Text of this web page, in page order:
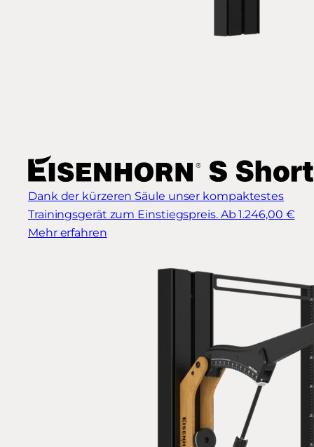
Dank der kürzeren Säule unser kompaktestes
Trainingsgerät zum Einstiegspreis. Ab 1.246,00 €
Mehr erfahren